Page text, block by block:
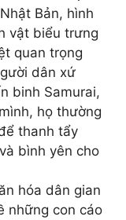
Bản, hình
vật biểu trưng
quan trọng
dân xứ
binh Samurai,
họ thường
thanh tẩy
bình yên cho
hóa dân gian
những con cáo